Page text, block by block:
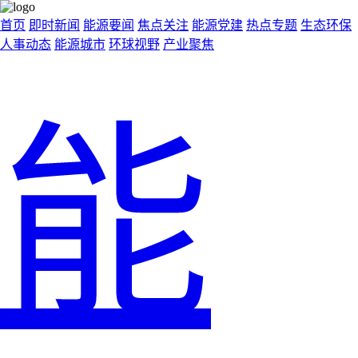
首页 即时新闻 能源要闻 焦点关注 能源党建 热点专题 生态环保
人事动态 能源城市 环球视野 产业聚焦
能